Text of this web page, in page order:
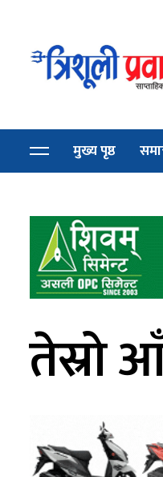
मुख्य पृष्ठ
तेस्रो